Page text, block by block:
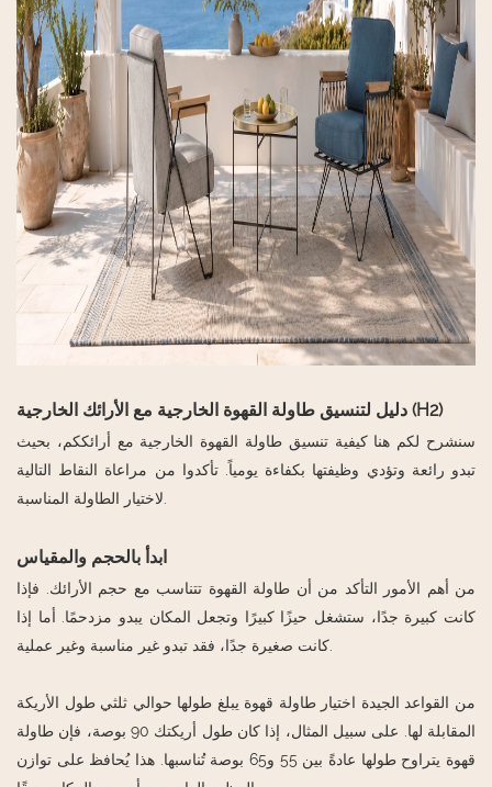
دليل لتنسيق طاولة القهوة الخارجية مع الأرائك الخارجية (H2)
سنشرح لكم هنا كيفية تنسيق طاولة القهوة الخارجية مع أرائككم، بحيث
تبدو رائعة وتؤدي وظيفتها بكفاءة يومياً. تأكدوا من مراعاة النقاط التالية
ابدأ بالحجم والمقياس
من أهم الأمور التأكد من أن طاولة القهوة تتناسب مع حجم الأرائك. فإذا
كانت كبيرة جدًا، ستشغل حيزًا كبيرًا وتجعل المكان يبدو مزدحمًا. أما إذا
من القواعد الجيدة اختيار طاولة قهوة يبلغ طولها حوالي ثلثي طول الأريكة
المقابلة لها. على سبيل المثال، إذا كان طول أريكتك 90 بوصة، فإن طاولة
قهوة يتراوح طولها عادةً بين 55 و65 بوصة تُناسبها. هذا يُحافظ على توازن